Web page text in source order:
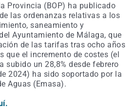
Provincia (BOP) ha publicado
las ordenanzas relativas a los
saneamiento y
Ayuntamiento de Málaga, que
de las tarifas tras ocho años
que el incremento de costes (el
subido un 28,8% desde febrero
2024) ha sido soportado por la
Aguas (Emasa).